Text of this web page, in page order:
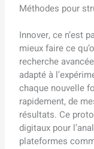
Méthodes pour
Innover, ce n’est
mieux faire ce
recherche
adapté à
chaque nouvelle
rapidement, de
résultats. Ce
digitaux pour
plateformes